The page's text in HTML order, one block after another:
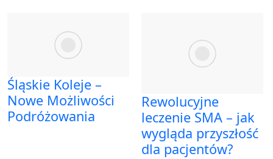
Śląskie Koleje –
Nowe Możliwości
Podróżowania
Rewolucyjne
leczenie SMA – jak
wygląda przyszłość
dla pacjentów?